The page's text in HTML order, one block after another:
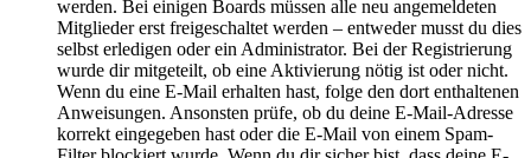
werden. Bei einigen Boards müssen alle neu angemeldeten
Mitglieder erst freigeschaltet werden – entweder musst du dies
selbst erledigen oder ein Administrator. Bei der Registrierung
wurde dir mitgeteilt, ob eine Aktivierung nötig ist oder nicht.
Wenn du eine E-Mail erhalten hast, folge den dort enthaltenen
Anweisungen. Ansonsten prüfe, ob du deine E-Mail-Adresse
korrekt eingegeben hast oder die E-Mail von einem Spam-